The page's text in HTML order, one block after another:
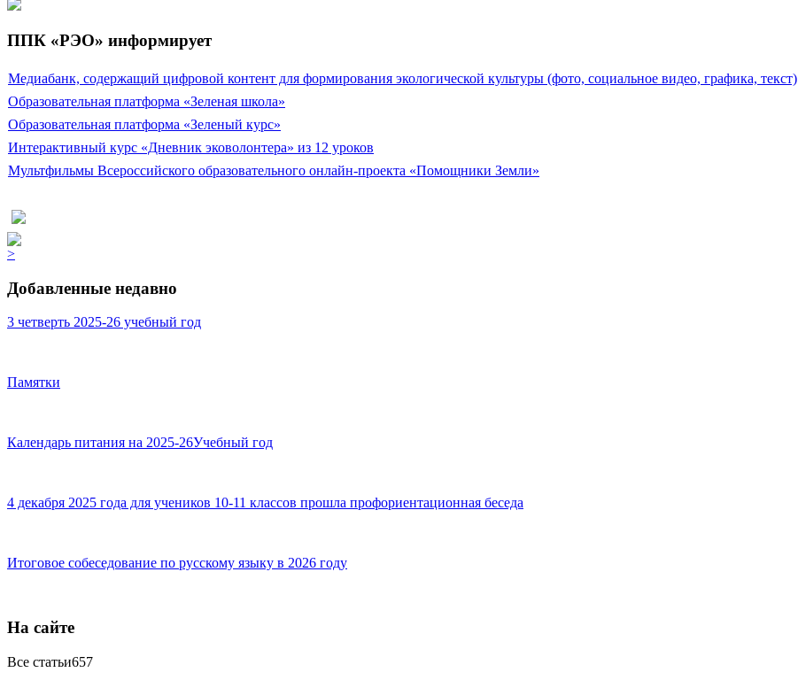
ППК «РЭО» информирует
Медиабанк, содержащий цифровой контент для формирования экологической культуры (фото, социальное видео, графика, текст)
Образовательная платформа «Зеленая школа»
Образовательная платформа «Зеленый курс»
Интерактивный курс «Дневник эковолонтера» из 12 уроков
Мультфильмы Всероссийского образовательного онлайн-проекта «Помощники Земли»
>
Добавленные недавно
3 четверть 2025-26 учебный год
Памятки
Календарь питания на 2025-26Учебный год
4 декабря 2025 года для учеников 10-11 классов прошла профориентационная беседа
Итоговое собеседование по русскому языку в 2026 году
На сайте
Все статьи657